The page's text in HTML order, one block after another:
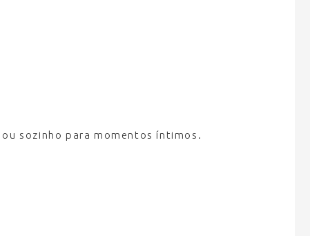
sozinho para momentos íntimos.